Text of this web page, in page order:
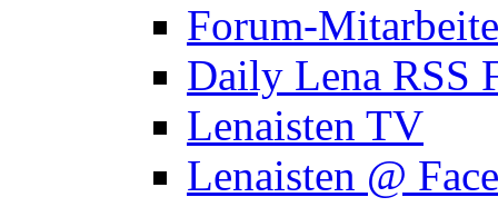
Forum-
Daily Lena RSS
Lenaisten TV
Lenaisten @